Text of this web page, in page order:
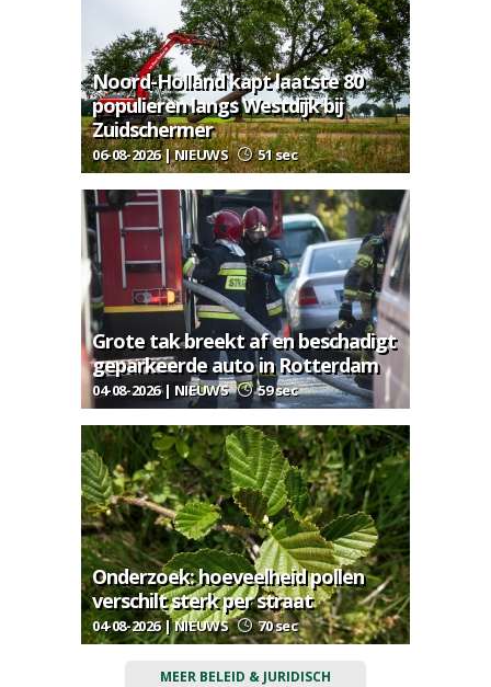
Noord-Holland kapt laatste 80
populieren langs Westdijk bij
Zuidschermer
06-08-2026 | NIEUWS 51 sec
Grote tak breekt af en beschadigt
geparkeerde auto in Rotterdam
04-08-2026 | NIEUWS 59 sec
Onderzoek: hoeveelheid pollen
verschilt sterk per straat
04-08-2026 | NIEUWS 70 sec
MEER BELEID & JURIDISCH